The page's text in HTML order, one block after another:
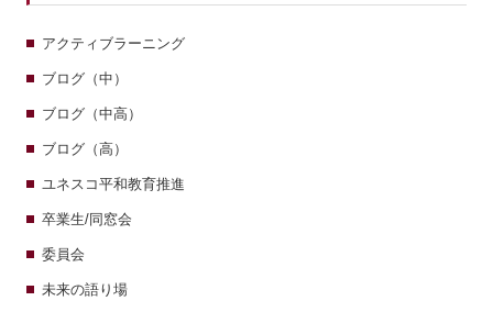
アクティブラーニング
ブログ（中）
ブログ（中高）
ブログ（高）
ユネスコ平和教育推進
卒業生/同窓会
委員会
未来の語り場